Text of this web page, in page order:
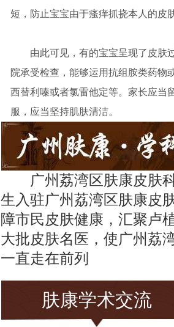
短，防止宝宝由于瘙痒抓挠本人的皮
由此可见，有的宝宝呈现了皮肤过
院承受检查，能够运用抗组胺类药物
西替利嗪或者氯雷他定等。家长应当
服，应当坚持肌肤清洁。
广州荔湾区肤康皮肤
生入驻广州荔湾区肤康皮
障市民皮肤健康，汇聚卢
大批皮肤名医，使广州荔
一直走在前列
肤康学术交流